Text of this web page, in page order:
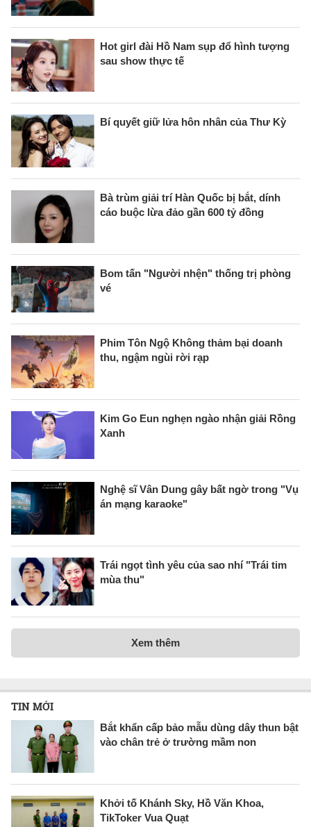
Hot girl đài Hồ Nam sụp đổ hình tượng
sau show thực tế
Bí quyết giữ lửa hôn nhân của Thư Kỳ
Bà trùm giải trí Hàn Quốc bị bắt, dính
cáo buộc lừa đảo gần 600 tỷ đồng
Bom tấn "Người nhện" thống trị phòng
vé
Phim Tôn Ngộ Không thảm bại doanh
thu, ngậm ngùi rời rạp
Kim Go Eun nghẹn ngào nhận giải Rồng
Xanh
Nghệ sĩ Vân Dung gây bất ngờ trong "Vụ
án mạng karaoke"
Trái ngọt tình yêu của sao nhí "Trái tim
mùa thu"
Xem thêm
TIN MỚI
Bắt khẩn cấp bảo mẫu dùng dây thun bật
vào chân trẻ ở trường mầm non
Khởi tố Khánh Sky, Hồ Văn Khoa,
TikToker Vua Quạt